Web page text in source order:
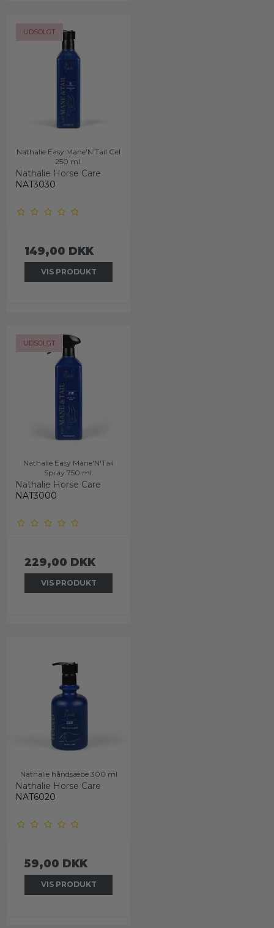
UDSOLGT
Nathalie Easy Mane'N'Tail Gel
250 ml.
Nathalie Horse Care
NAT3030
149,00 DKK
VIS PRODUKT
UDSOLGT
Nathalie Easy Mane'N'Tail
Spray 750 ml.
Nathalie Horse Care
NAT3000
229,00 DKK
VIS PRODUKT
Nathalie håndsæbe 300 ml
Nathalie Horse Care
NAT6020
59,00 DKK
VIS PRODUKT